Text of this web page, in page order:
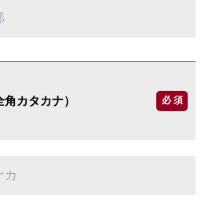
カタカナ） 必 須